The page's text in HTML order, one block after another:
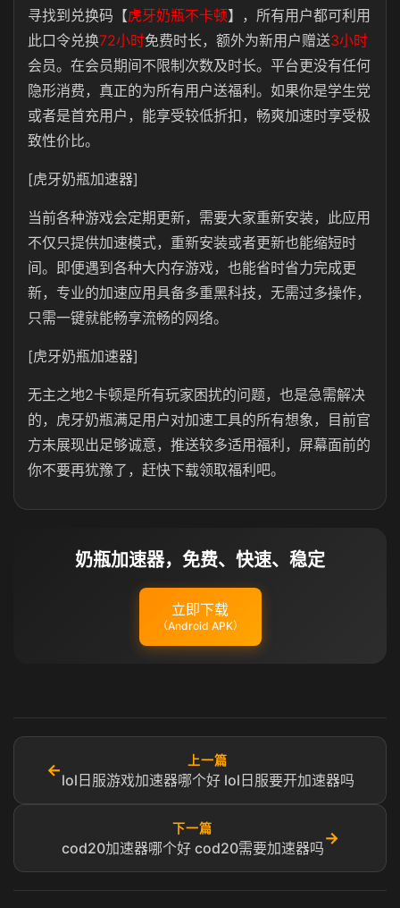
寻找到兑换码【虎牙奶瓶不卡顿】，所有用户都可利用
此口令兑换72小时免费时长，额外为新用户赠送3小时
会员。在会员期间不限制次数及时长。平台更没有任何
隐形消费，真正的为所有用户送福利。如果你是学生党
或者是首充用户，能享受较低折扣，畅爽加速时享受极
致性价比。
[虎牙奶瓶加速器]
当前各种游戏会定期更新，需要大家重新安装，此应用
不仅只提供加速模式，重新安装或者更新也能缩短时
间。即便遇到各种大内存游戏，也能省时省力完成更
新，专业的加速应用具备多重黑科技，无需过多操作，
只需一键就能畅享流畅的网络。
[虎牙奶瓶加速器]
无主之地2卡顿是所有玩家困扰的问题，也是急需解决
的，虎牙奶瓶满足用户对加速工具的所有想象，目前官
方未展现出足够诚意，推送较多适用福利，屏幕面前的
你不要再犹豫了，赶快下载领取福利吧。
奶瓶加速器，免费、快速、稳定
立即下载
（Android APK）
←
上一篇
lol日服游戏加速器哪个好 lol日服要开加速器吗
下一篇
cod20加速器哪个好 cod20需要加速器吗
→